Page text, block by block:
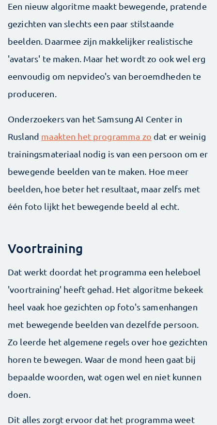
Een nieuw algoritme maakt bewegende, pratende
gezichten van slechts een paar stilstaande
beelden. Daarmee zijn makkelijker realistische
'avatars' te maken. Maar het wordt zo ook wel erg
eenvoudig om nepvideo's van beroemdheden te
produceren.
Onderzoekers van het Samsung AI Center in
Rusland maakten het programma zo dat er weinig
trainingsmateriaal nodig is van een persoon om er
bewegende beelden van te maken. Hoe meer
beelden, hoe beter het resultaat, maar zelfs met
één foto lijkt het bewegende beeld al echt.
Voortraining
Dat werkt doordat het programma een heleboel
'voortraining' heeft gehad. Het algoritme bekeek
heel vaak hoe gezichten op foto's samenhangen
met bewegende beelden van dezelfde persoon.
Zo leerde het algemene regels over hoe gezichten
horen te bewegen. Waar de mond heen gaat bij
bepaalde woorden, wat ogen wel en niet kunnen
doen.
Dit alles zorgt ervoor dat het programma weet